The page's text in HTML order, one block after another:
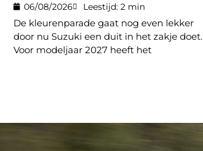
06/08/2026 Leestijd: 2 min
De kleurenparade gaat nog even lekker
door nu Suzuki een duit in het zakje doet.
Voor modeljaar 2027 heeft het